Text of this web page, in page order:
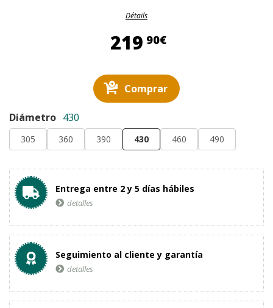
Détails
219 90€219,90 €
Comprar
Diámetro 430
305 360 390 430 460 490
Entrega entre 2 y 5 días hábiles
detalles
Seguimiento al cliente y garantía
detalles